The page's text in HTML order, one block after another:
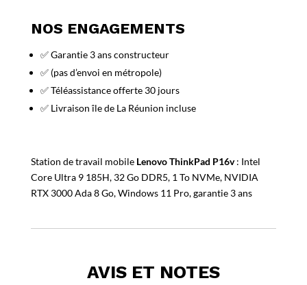
NOS ENGAGEMENTS
✅ Garantie 3 ans constructeur
✅ (pas d’envoi en métropole)
✅ Téléassistance offerte 30 jours
✅ Livraison île de La Réunion incluse
Station de travail mobile Lenovo ThinkPad P16v: Intel
Core Ultra 9 185H, 32 Go DDR5, 1 To NVMe, NVIDIA
RTX 3000 Ada 8 Go, Windows 11 Pro, garantie 3 ans
AVIS ET NOTES